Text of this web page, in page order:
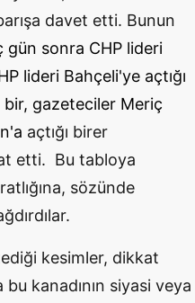
davet etti. Bunun
gün sonra CHP lideri
lideri Bahçeli'ye açtığı
bir, gazeteciler Meriç
açtığı birer
etti. Bu tabloya
sözünde
kesimler, dikkat
kanadının siyasi veya